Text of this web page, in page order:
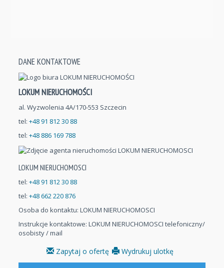
DANE KONTAKTOWE
LOKUM NIERUCHOMOŚCI
al. Wyzwolenia 4A/170-553 Szczecin
tel: +48 91 812 30 88
tel: +48 886 169 788
LOKUM NIERUCHOMOSCI
tel: +48 91 812 30 88
tel: +48 662 220 876
Osoba do kontaktu: LOKUM NIERUCHOMOSCI
Instrukcje kontaktowe: LOKUM NIERUCHOMOSCI telefoniczny/
osobisty / mail
Zapytaj o ofertę Wydrukuj ulotkę